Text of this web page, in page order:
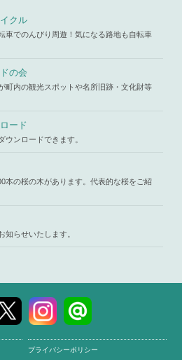
クル
車でのんびり周遊！気になる路地も自転車
の会
町内の観光スポットや名所旧跡・文化財等
ード
ウンロードできます。
本の桜の木があります。代表的な桜をご紹
知らせいたします。
プライバシーポリシー